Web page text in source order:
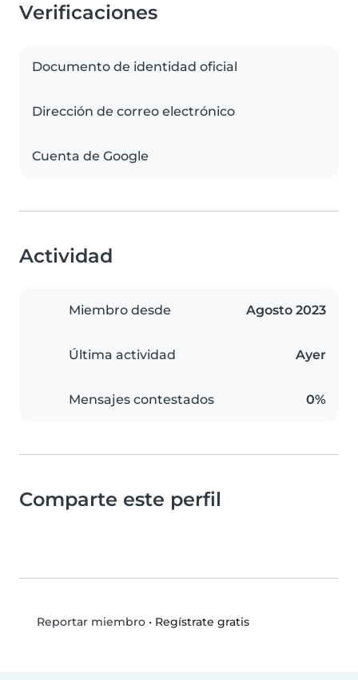
Verificaciones
Documento de identidad oficial
Dirección de correo electrónico
Cuenta de Google
Actividad
Miembro desde Agosto 2023
Última actividad Ayer
Mensajes contestados 0%
Comparte este perfil
Reportar miembro• Regístrate gratis